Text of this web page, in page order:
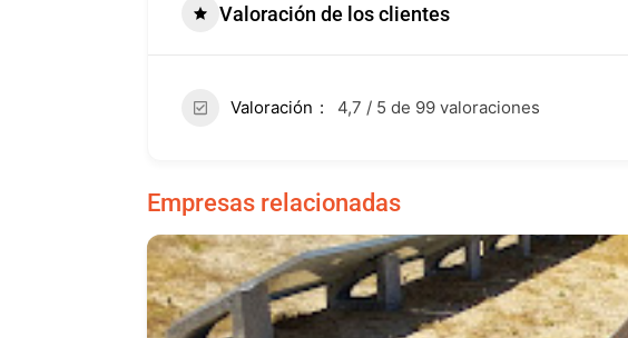
Valoración de los clientes
Valoración 4,7 / 5 de 99 valoraciones
Empresas relacionadas